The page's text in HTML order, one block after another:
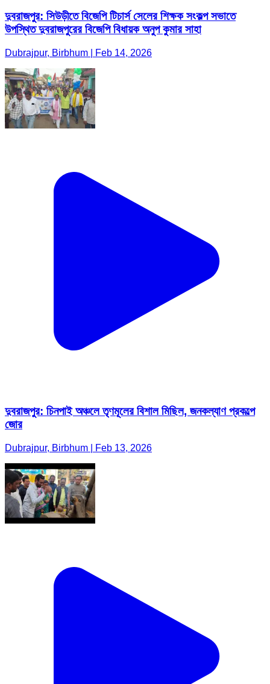
দুবরাজপুর: সিউড়ীতে বিজেপি টিচার্স সেলের শিক্ষক সংকল্প সভাতে
উপস্থিত দুবরাজপুরের বিজেপি বিধায়ক অনুপ কুমার সাহা
Dubrajpur, Birbhum | Feb 14, 2026
দুবরাজপুর: চিনপাই অঞ্চলে তৃণমূলের বিশাল মিছিল, জনকল্যাণ প্রকল্পে
জোর
Dubrajpur, Birbhum | Feb 13, 2026